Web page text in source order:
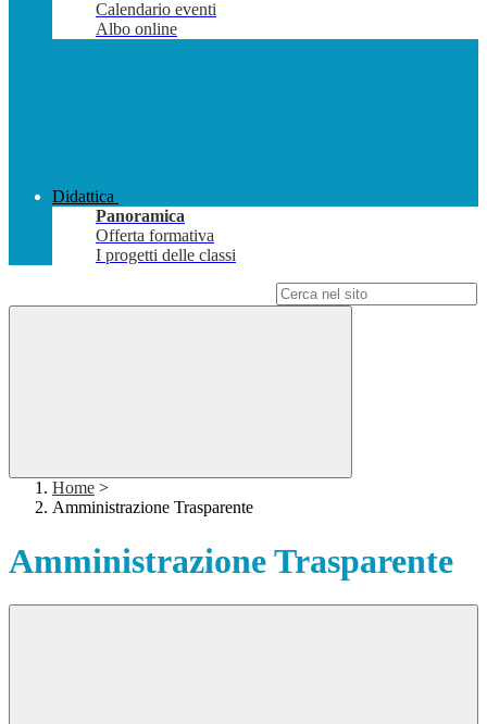
Calendario eventi
Albo online
Didattica
Panoramica
Offerta formativa
I progetti delle classi
Home >
Amministrazione Trasparente
Amministrazione Trasparente